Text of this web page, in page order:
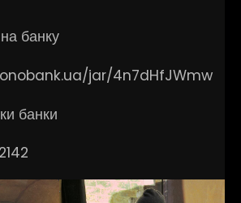
банку
jar/4n7dHfJWmw
банки